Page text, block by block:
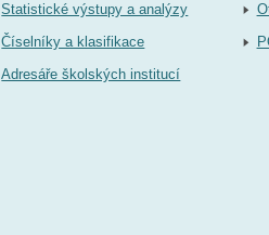
Statistické výstupy a analýzy
Číselníky a klasifikace
Adresáře školských institucí